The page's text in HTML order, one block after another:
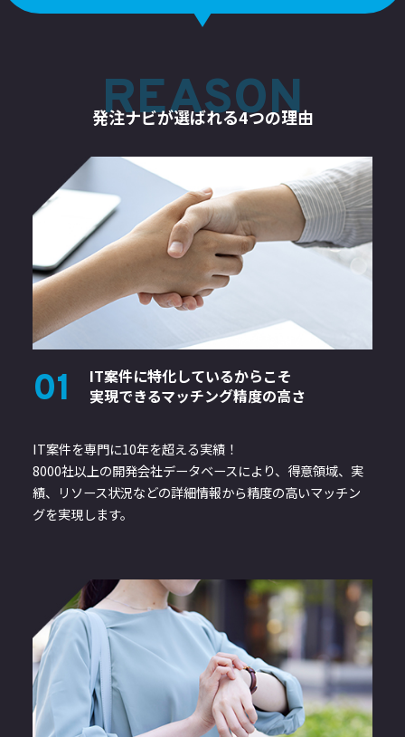
REASON
発注ナビが選ばれる4つの理由
01
IT案件に特化しているからこそ
実現できるマッチング精度の高さ
IT案件を専門に10年を超える実績！
8000社以上の開発会社データベースにより、得意領域、実
績、リソース状況などの詳細情報から精度の高いマッチン
グを実現します。